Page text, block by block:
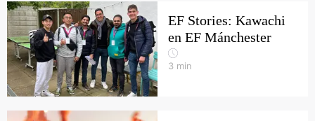
EF Stories: Kawachi
en EF Mánchester
3 min